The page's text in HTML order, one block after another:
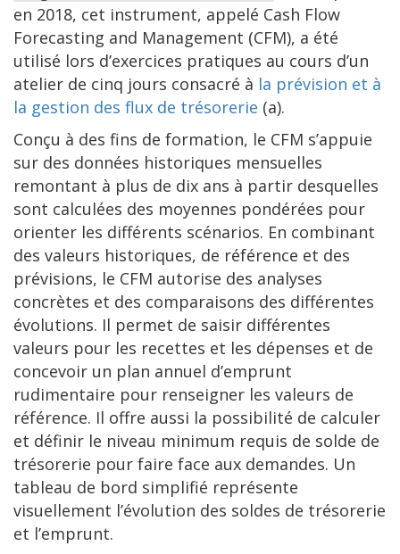
en 2018, cet instrument, appelé Cash Flow
Forecasting and Management (CFM), a été
utilisé lors d’exercices pratiques au cours d’un
atelier de cinq jours consacré à la prévision et à
la gestion des flux de trésorerie (a).
Conçu à des fins de formation, le CFM s’appuie
sur des données historiques mensuelles
remontant à plus de dix ans à partir desquelles
sont calculées des moyennes pondérées pour
orienter les différents scénarios. En combinant
des valeurs historiques, de référence et des
prévisions, le CFM autorise des analyses
concrètes et des comparaisons des différentes
évolutions. Il permet de saisir différentes
valeurs pour les recettes et les dépenses et de
concevoir un plan annuel d’emprunt
rudimentaire pour renseigner les valeurs de
référence. Il offre aussi la possibilité de calculer
et définir le niveau minimum requis de solde de
trésorerie pour faire face aux demandes. Un
tableau de bord simplifié représente
visuellement l’évolution des soldes de trésorerie
et l’emprunt.